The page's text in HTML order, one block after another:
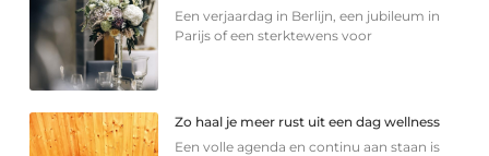
Een verjaardag in Berlijn, een jubileum in
Parijs of een sterkte­wens voor
Zo haal je meer rust uit een dag wellness
Een volle agenda en continu aan staan is